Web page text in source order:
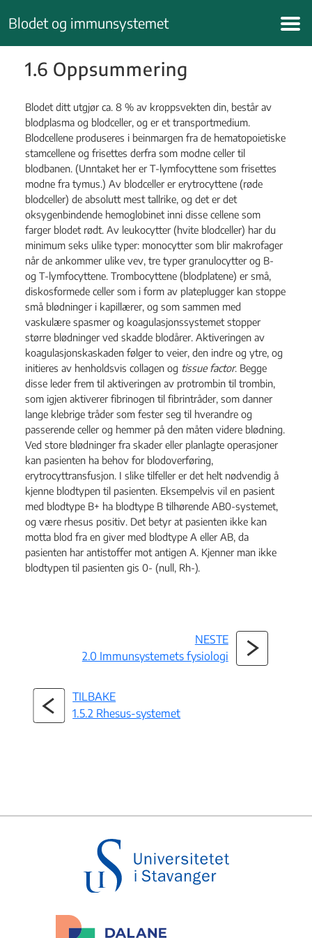
Blodet og immunsystemet
1.6 Oppsummering
Blodet ditt utgjør ca. 8 % av kroppsvekten din, består av
blodplasma og blodceller, og er et transportmedium.
Blodcellene produseres i beinmargen fra de hematopoietiske
stamcellene og frisettes derfra som modne celler til
blodbanen. (Unntaket her er T-lymfocyttene som frisettes
modne fra tymus.) Av blodceller er erytrocyttene (røde
blodceller) de absolutt mest tallrike, og det er det
oksygenbindende hemoglobinet inni disse cellene som
farger blodet rødt. Av leukocytter (hvite blodceller) har du
minimum seks ulike typer: monocytter som blir makrofager
når de ankommer ulike vev, tre typer granulocytter og B-
og T-lymfocyttene. Trombocyttene (blodplatene) er små,
diskosformede celler som i form av plateplugger kan stoppe
små blødninger i kapillærer, og som sammen med
vaskulære spasmer og koagulasjonssystemet stopper
større blødninger ved skadde blodårer. Aktiveringen av
koagulasjonskaskaden følger to veier, den indre og ytre, og
initieres av henholdsvis collagen og tissue factor. Begge
disse leder frem til aktiveringen av protrombin til trombin,
som igjen aktiverer fibrinogen til fibrintråder, som danner
lange klebrige tråder som fester seg til hverandre og
passerende celler og hemmer på den måten videre blødning.
Ved store blødninger fra skader eller planlagte operasjoner
kan pasienten ha behov for blodoverføring,
erytrocyttransfusjon. I slike tilfeller er det helt nødvendig å
kjenne blodtypen til pasienten. Eksempelvis vil en pasient
med blodtype B+ ha blodtype B tilhørende AB0-systemet,
og være rhesus positiv. Det betyr at pasienten ikke kan
motta blod fra en giver med blodtype A eller AB, da
pasienten har antistoffer mot antigen A. Kjenner man ikke
blodtypen til pasienten gis 0- (null, Rh-).
NESTE
2.0 Immunsystemets fysiologi
TILBAKE
1.5.2 Rhesus-systemet